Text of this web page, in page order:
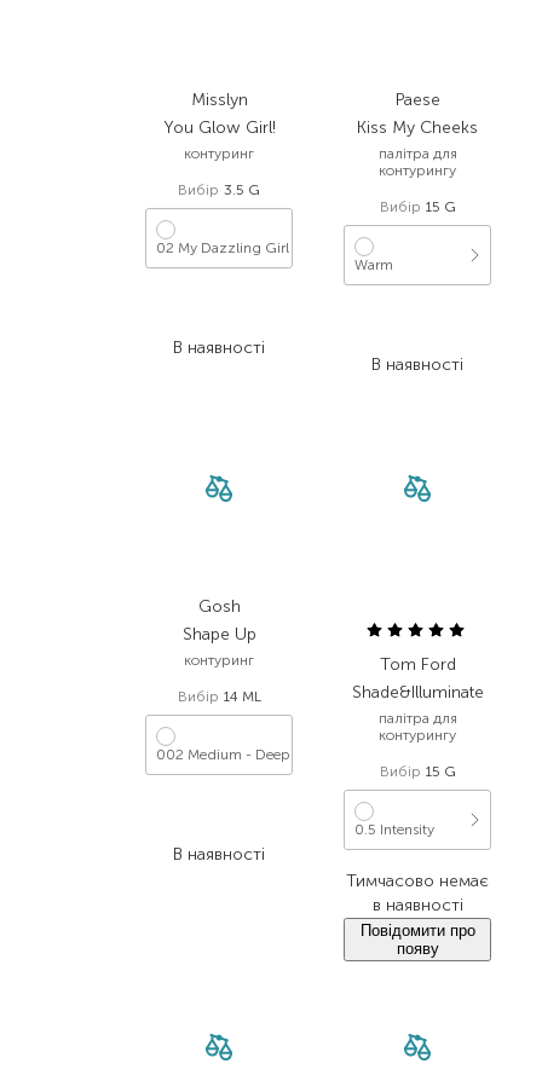
Misslyn
You Glow Girl!
контуринг
Вибір 3.5 G
02 My Dazzling Girl
В наявності
Paese
Kiss My Cheeks
палітра для
контурингу
Вибір 15 G
Warm
В наявності
Gosh
Shape Up
контуринг
Вибір 14 ML
002 Medium - Deep
В наявності
Tom Ford
Shade&Illuminate
палітра для
контурингу
Вибір 15 G
0.5 Intensity
Тимчасово немає
в наявності
Повідомити про
появу